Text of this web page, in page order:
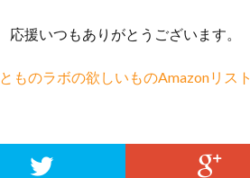
応援いつもありがとうございます。
とものラボの欲しいものAmazonリスト